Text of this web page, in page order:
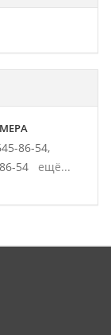
86-54,
54 ещё...